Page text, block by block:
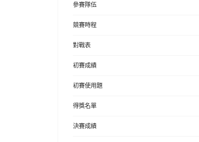
參賽隊伍
競賽時程
對戰表
初賽成績
初賽使用題
得獎名單
決賽成績